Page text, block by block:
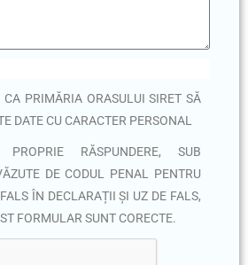
CA PRIMĂRIA ORASULUI SIRET SĂ
DATE CU CARACTER PERSONAL
RĂSPUNDERE, SUB
DE CODUL PENAL PENTRU
ÎN DECLARAȚII ȘI UZ DE FALS,
FORMULAR SUNT CORECTE.